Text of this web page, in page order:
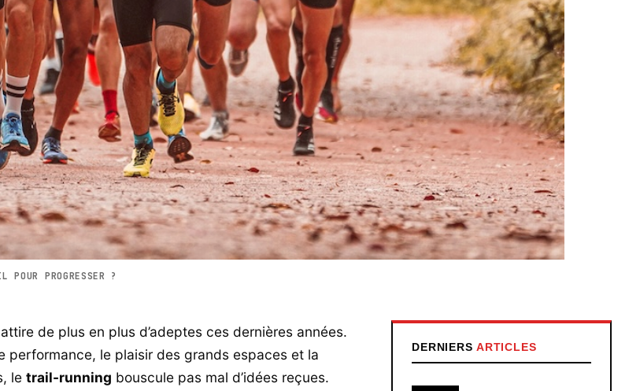
PROGRESSER ?
de plus en plus d’adeptes ces dernières années.
performance, le plaisir des grands espaces et la
le trail-running bouscule pas mal d’idées reçues.
DERNIERS ARTICLES